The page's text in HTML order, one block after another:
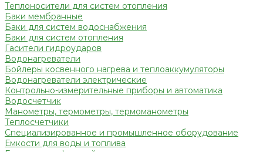
Теплоносители для систем отопления
Баки мембранные
Баки для систем водоснабжения
Баки для систем отопления
Гасители гидроударов
Водонагреватели
Бойлеры косвенного нагрева и теплоаккумуляторы
Водонагреватели электрические
Контрольно-измерительные приборы и автоматика
Водосчетчик
Манометры, термометры, термоманометры
Теплосчетчики
Специализированное и промышленное оборудование
Емкости для воды и топлива